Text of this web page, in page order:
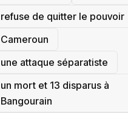
refuse de quitter le pouvoir
‎Cameroun
une attaque séparatiste
un mort et 13 disparus à
Bangourain